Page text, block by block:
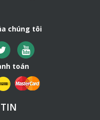
chúng tôi
toán